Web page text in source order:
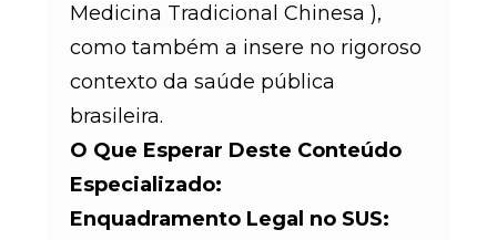
Medicina Tradicional Chinesa ),
como também a insere no rigoroso
contexto da saúde pública
brasileira.
O Que Esperar Deste Conteúdo
Especializado:
Enquadramento Legal no SUS: